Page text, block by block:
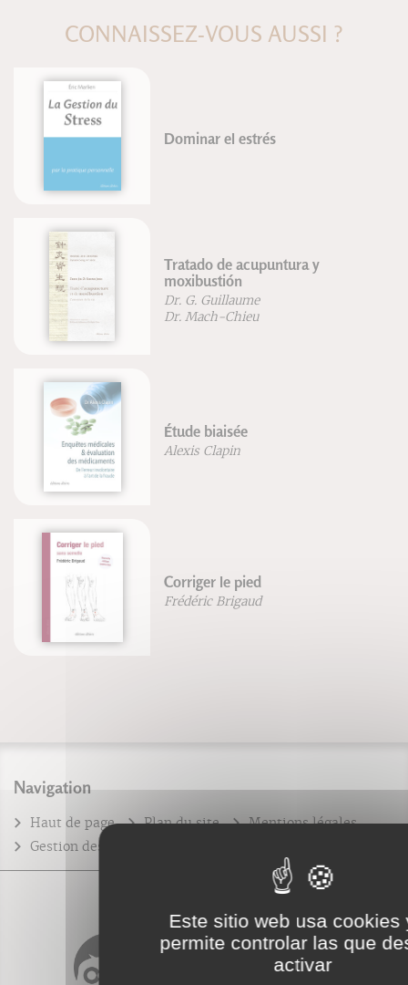
CONNAISSEZ-VOUS AUSSI ?
Dominar el estrés
Tratado de acupuntura y
moxibustión
Dr. G. Guillaume
Dr. Mach-Chieu
Étude biaisée
Alexis Clapin
Corriger le pied
Frédéric Brigaud
Navigation
Haut de page Plan du site
Mentions légales
Gestion des cookies
Este sitio web usa cookies
permite controlar las que
activar